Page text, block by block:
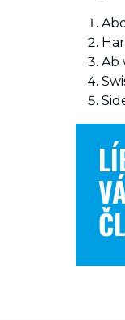
Ab